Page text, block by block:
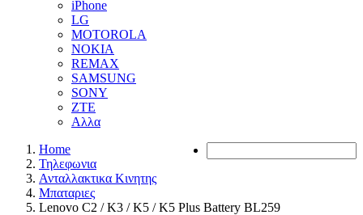
iPhone
LG
MOTOROLA
NOKIA
REMAX
SAMSUNG
SONY
ZTE
Αλλα
Home
Τηλεφωνια
Ανταλλακτικα Κινητης
Μπαταριες
Lenovo C2 / K3 / K5 / K5 Plus Battery BL259